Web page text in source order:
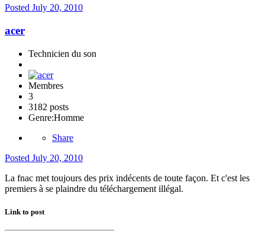
Posted July 20, 2010
acer
Technicien du son
Membres
3
3182 posts
Genre:Homme
Share
Posted July 20, 2010
La fnac met toujours des prix indécents de toute façon. Et c'est les
premiers à se plaindre du téléchargement illégal.
Link to post